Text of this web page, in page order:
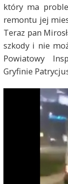
który ma
remontu jej
Teraz pan
szkody i nie
Powiatowy
Gryfinie